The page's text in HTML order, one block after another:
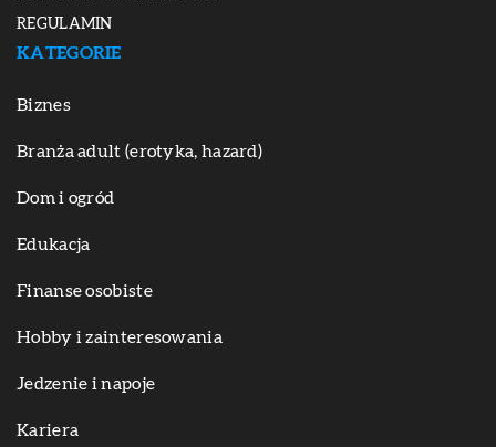
REGULAMIN
KATEGORIE
Biznes
Branża adult (erotyka, hazard)
Dom i ogród
Edukacja
Finanse osobiste
Hobby i zainteresowania
Jedzenie i napoje
Kariera